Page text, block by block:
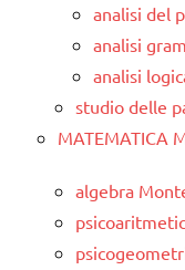
analisi del
analisi
analisi
studio delle
MATEMATICA
algebra